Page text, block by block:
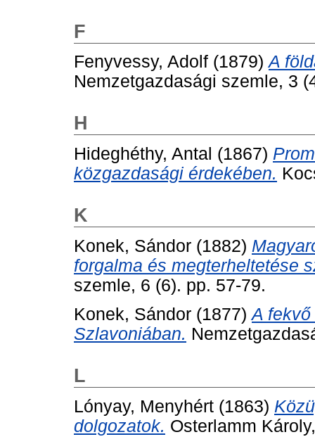
F
Fenyvessy, Adolf (1879)A
Nemzetgazdasági szemle, 3
H
Hideghéthy, Antal (1867)
közgazdasági érdekében.
K
Konek, Sándor (1882)
forgalma és megterheltetése
szemle, 6 (6). pp. 57-79.
Konek, Sándor (1877)A
Szlavoniában.
L
Lónyay, Menyhért (1863)
dolgozatok. Osterlamm